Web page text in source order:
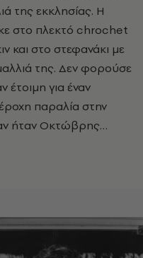
της εκκλησίας. Η
στο πλεκτό chrochet
και στο στεφανάκι με
της. Δεν φορούσε
για έναν
παραλία στην
αν ήταν Οκτώβρης…